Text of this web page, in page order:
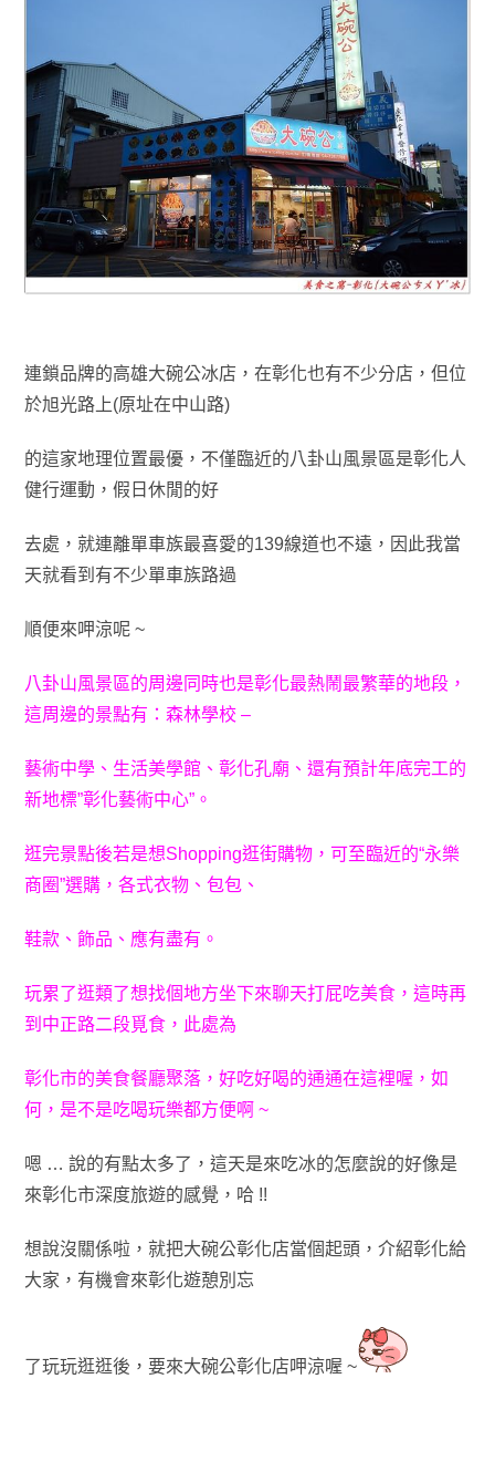
連鎖品牌的高雄大碗公冰店，在彰化也有不少分店 ，但位
於旭光路上(原址在中山路)
的這家地理位置最優，不僅臨近的八卦山風景區是彰化人
健行運動 ，假日休閒的好
去處 ，就連離單車族最喜愛的139線道也不遠 ，因此我當
天就看到有不少單車族路過
順便來呷涼呢 ~
八卦山風景區的周邊同時也是彰化最熱鬧最繁華的地段，
這周邊的景點有：森林學校 –
藝術中學、生活美學館、彰化孔廟、還有預計年底完工的
新地標”彰化藝術中心”。
逛完景點後若是想Shopping逛街購物，可至臨近的“永樂
商圈”選購，各式衣物、 包包、
鞋款、 飾品 、 應有盡有。
玩累了逛類了想找個地方坐下來聊天打屁吃美食，這時再
到中正路二段覓食，此處為
彰化市的美食餐廳聚落， 好吃好喝的通通在這裡喔， 如
何，是不是吃喝玩樂都方便啊 ~
嗯 … 說的有點太多了 ，這天是來吃冰的怎麼說的好像是
來彰化市深度旅遊的感覺 ，哈 !!
想說沒關係啦 ，就把大碗公彰化店當個起頭 ，介紹彰化給
大家，有機會來彰化遊憩別忘
了玩玩逛逛後 ， 要來大碗公彰化店呷涼喔 ~